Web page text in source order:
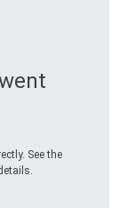
See the